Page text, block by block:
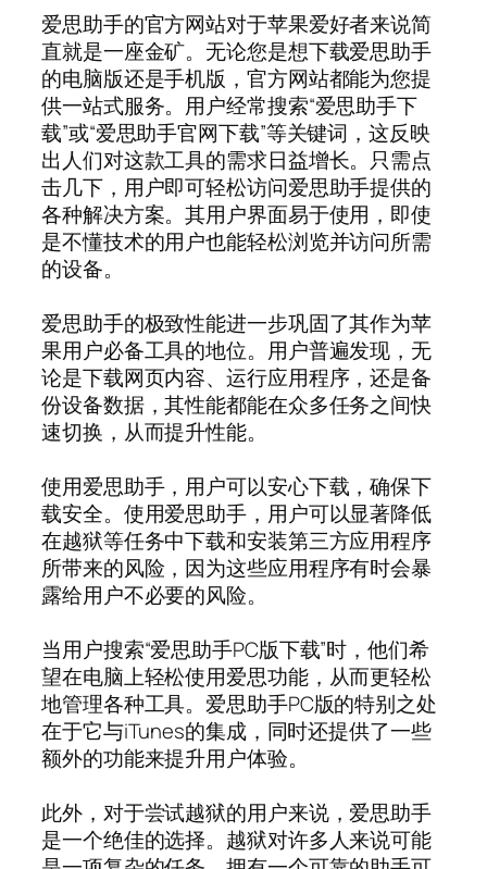
爱思助手的官方网站对于苹果爱好者来说简
直就是一座金矿。无论您是想下载爱思助手
的电脑版还是手机版，官方网站都能为您提
供一站式服务。用户经常搜索“爱思助手下
载”或“爱思助手官网下载”等关键词，这反映
出人们对这款工具的需求日益增长。只需点
击几下，用户即可轻松访问爱思助手提供的
各种解决方案。其用户界面易于使用，即使
是不懂技术的用户也能轻松浏览并访问所需
的设备。
爱思助手的极致性能进一步巩固了其作为苹
果用户必备工具的地位。用户普遍发现，无
论是下载网页内容、运行应用程序，还是备
份设备数据，其性能都能在众多任务之间快
速切换，从而提升性能。
使用爱思助手，用户可以安心下载，确保下
载安全。使用爱思助手，用户可以显著降低
在越狱等任务中下载和安装第三方应用程序
所带来的风险，因为这些应用程序有时会暴
露给用户不必要的风险。
当用户搜索“爱思助手PC版下载”时，他们希
望在电脑上轻松使用爱思功能，从而更轻松
地管理各种工具。爱思助手PC版的特别之处
在于它与iTunes的集成，同时还提供了一些
额外的功能来提升用户体验。
此外，对于尝试越狱的用户来说，爱思助手
是一个绝佳的选择。越狱对许多人来说可能